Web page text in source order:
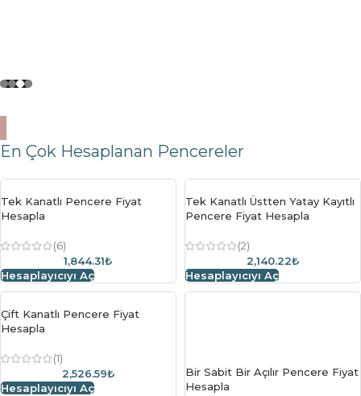
En Çok Hesaplanan Pencereler
Tek Kanatlı Pencere Fiyat
Hesapla
(6)
1,844.31₺
Hesaplayıcıyı Aç
Tek Kanatlı Üstten Yatay Kayıtlı
Pencere Fiyat Hesapla
(2)
2,140.22₺
Hesaplayıcıyı Aç
Çift Kanatlı Pencere Fiyat
Hesapla
(1)
2,526.59₺
Hesaplayıcıyı Aç
Bir Sabit Bir Açılır Pencere Fiyat
Hesapla